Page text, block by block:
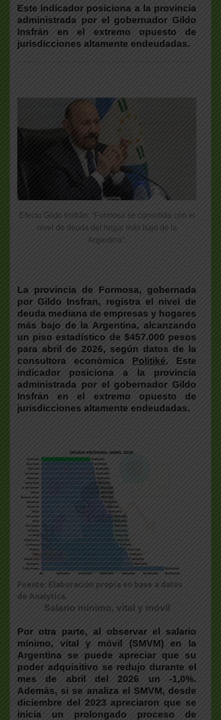
Este indicador posiciona a la provincia
administrada por el gobernador Gildo
Insfrán en el extremo opuesto de
jurisdicciones altamente endeudadas.
Efecto Gildo Insfrán: “Formosa se consolida con el
nivel de deuda del hogar más bajo de la
Argentina”.
La provincia de Formosa, gobernada
por Gildo Insfran, registra el nivel de
deuda mediana de empresas y hogares
más bajo de la Argentina, alcanzando
un piso estadístico de $457.000 pesos
para abril de 2026, según datos de la
consultora económica Politiké. Este
indicador posiciona a la provincia
administrada por el gobernador Gildo
Insfrán en el extremo opuesto de
jurisdicciones altamente endeudadas.
Fuente: Elaboración propia en base a datos
de Analytica.
Salario mínimo, vital y móvil
Por otra parte, al observar el salario
mínimo, vital y móvil (SMVM) en la
Argentina se puede apreciar que su
poder adquisitivo se redujo durante el
mes de abril del 2026 un -1,0%.
Además, si se analiza el SMVM, desde
diciembre del 2023 apreciaron que se
inicia un prolongado proceso de